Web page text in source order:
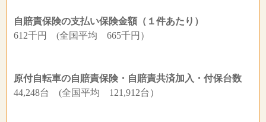
自賠責保険の支払い保険金額（１件あたり）
612千円 (全国平均 665千円）
原付自転車の自賠責保険・自賠責共済加入・付保台数
44,248台 (全国平均 121,912台）